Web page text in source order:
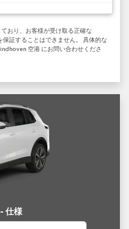
おり、お客様が受け取る正確な
証することはできません。 具体的な
空港 にお問い合わせくださ
仕様